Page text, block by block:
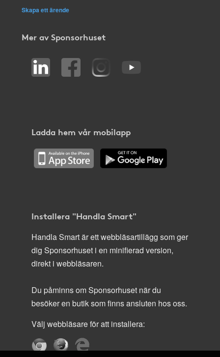
Skapa ett ärende
Mer av Sponsorhuset
Ladda hem vår mobilapp
Installera "Handla Smart"
Handla Smart är ett webbläsartillägg som ger
dig Sponsorhuset i en minifierad version,
direkt i webbläsaren.
Du påminns om Sponsorhuset när du
besöker en butik som finns ansluten hos oss.
Välj webbläsare för att installera: